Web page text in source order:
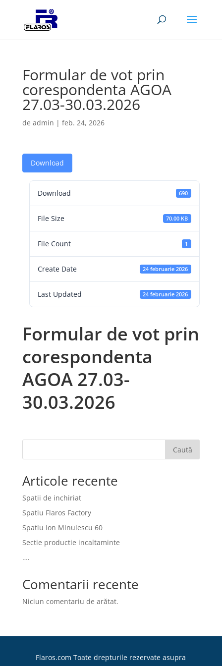
Formular de vot prin
corespondenta AGOA
27.03-30.03.2026
de admin | feb. 24, 2026
Download
Download 690
File Size 70.00 KB
File Count 1
Create Date 24 februarie 2026
Last Updated 24 februarie 2026
Formular de vot prin
corespondenta
AGOA 27.03-
30.03.2026
Caută
Articole recente
Spatii de inchiriat
Spatiu Flaros Factory
Spatiu Ion Minulescu 60
Sectie productie incaltaminte
….
Comentarii recente
Niciun comentariu de arătat.
Flaros.com Toate drepturile rezervate asupra